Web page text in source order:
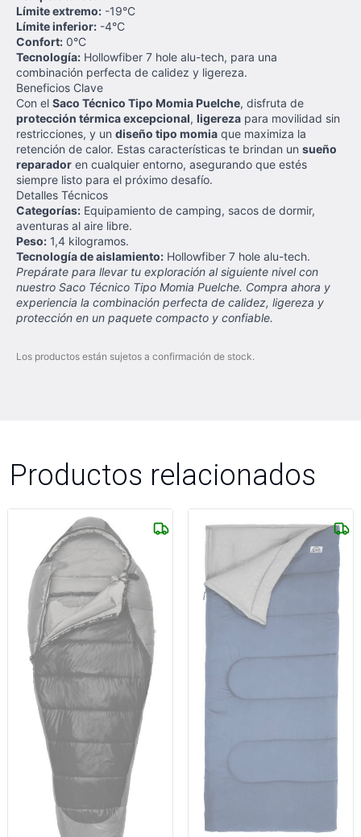
Límite extremo: -19°C
Límite inferior: -4°C
Confort: 0°C
Tecnología: Hollowfiber 7 hole alu-tech, para una
combinación perfecta de calidez y ligereza.
Beneficios Clave
Con el Saco Técnico Tipo Momia Puelche, disfruta de
protección térmica excepcional, ligereza para movilidad sin
restricciones, y un diseño tipo momia que maximiza la
retención de calor. Estas características te brindan un sueño
reparador en cualquier entorno, asegurando que estés
siempre listo para el próximo desafío.
Detalles Técnicos
Categorías: Equipamiento de camping, sacos de dormir,
aventuras al aire libre.
Peso: 1,4 kilogramos.
Tecnología de aislamiento: Hollowfiber 7 hole alu-tech.
Prepárate para llevar tu exploración al siguiente nivel con
nuestro Saco Técnico Tipo Momia Puelche. Compra ahora y
experiencia la combinación perfecta de calidez, ligereza y
protección en un paquete compacto y confiable.
Los productos están sujetos a confirmación de stock.
Productos relacionados